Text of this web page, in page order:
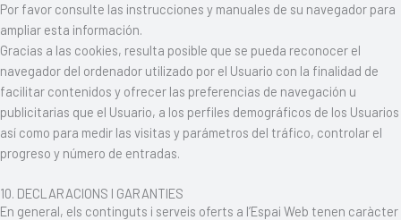
Por favor consulte las instrucciones y manuales de su navegador para
ampliar esta información.
Gracias a las cookies, resulta posible que se pueda reconocer el
navegador del ordenador utilizado por el Usuario con la finalidad de
facilitar contenidos y ofrecer las preferencias de navegación u
publicitarias que el Usuario, a los perfiles demográficos de los Usuarios
así como para medir las visitas y parámetros del tráfico, controlar el
progreso y número de entradas.
10. DECLARACIONS I GARANTIES
En general, els continguts i serveis oferts a l’Espai Web tenen caràcter